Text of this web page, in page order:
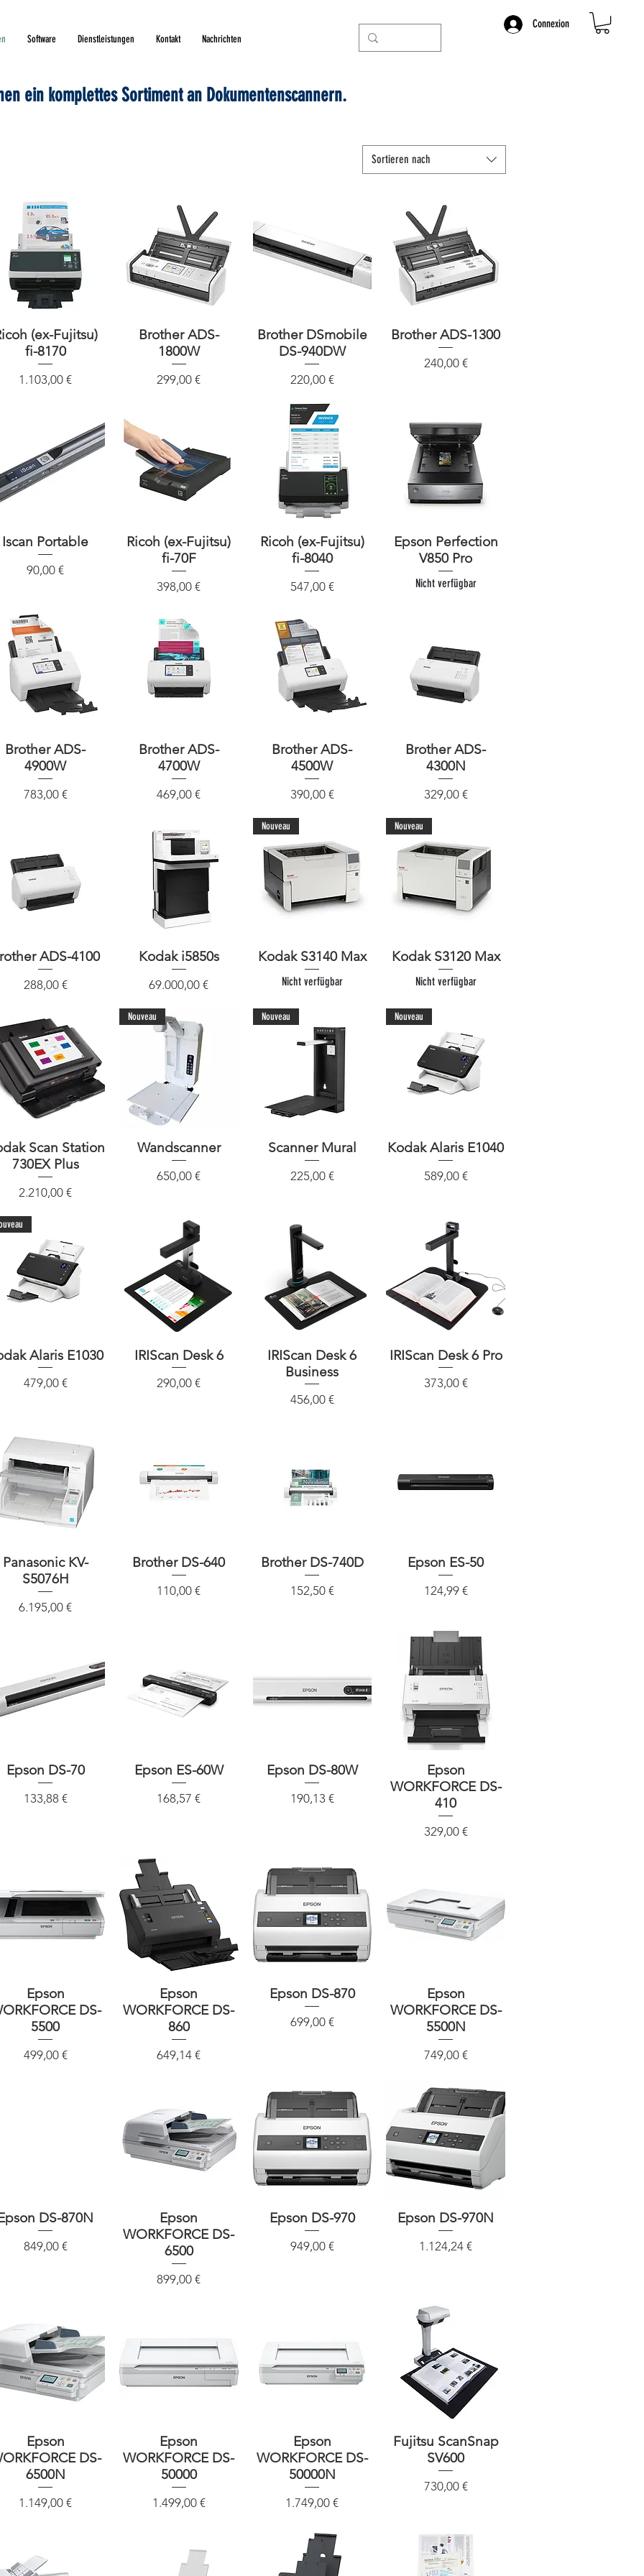
Software Dienstleistungen Kontakt Nachrichten
Connexion
ein komplettes Sortiment an Dokumentenscannern.
Sortieren nach
Schnellansicht
(ex-Fujitsu)
fi-8170
Preis
1.103,00 €
Schnellansicht
Brother ADS-
1800W
Preis
299,00 €
Schnellansicht
Brother DSmobile
DS-940DW
Preis
220,00 €
Schnellansicht
Brother ADS-1300
Preis
240,00 €
Schnellansicht
Iscan Portable
Preis
90,00 €
Schnellansicht
Ricoh (ex-Fujitsu)
fi-70F
Preis
398,00 €
Schnellansicht
Ricoh (ex-Fujitsu)
fi-8040
Preis
547,00 €
Schnellansicht
Epson Perfection
V850 Pro
Nicht verfügbar
Schnellansicht
Brother ADS-
4900W
Preis
783,00 €
Schnellansicht
Brother ADS-
4700W
Preis
469,00 €
Schnellansicht
Brother ADS-
4500W
Preis
390,00 €
Schnellansicht
Brother ADS-
4300N
Preis
329,00 €
Schnellansicht
ADS-4100
Preis
288,00 €
Schnellansicht
Kodak i5850s
Preis
69.000,00 €
Schnellansicht
Nouveau
Kodak S3140 Max
Nicht verfügbar
Schnellansicht
Nouveau
Kodak S3120 Max
Nicht verfügbar
Schnellansicht
Scan Station
730EX Plus
Preis
2.210,00 €
Schnellansicht
Nouveau
Wandscanner
Preis
650,00 €
Schnellansicht
Nouveau
Scanner Mural
Preis
225,00 €
Schnellansicht
Nouveau
Kodak Alaris E1040
Preis
589,00 €
Schnellansicht
Alaris E1030
Preis
479,00 €
Schnellansicht
IRIScan Desk 6
Preis
290,00 €
Schnellansicht
IRIScan Desk 6
Business
Preis
456,00 €
Schnellansicht
IRIScan Desk 6 Pro
Preis
373,00 €
Schnellansicht
Panasonic KV-
S5076H
Preis
6.195,00 €
Schnellansicht
Brother DS-640
Preis
110,00 €
Schnellansicht
Brother DS-740D
Preis
152,50 €
Schnellansicht
Epson ES-50
Preis
124,99 €
Schnellansicht
Epson DS-70
Preis
133,88 €
Schnellansicht
Epson ES-60W
Preis
168,57 €
Schnellansicht
Epson DS-80W
Preis
190,13 €
Schnellansicht
Epson
WORKFORCE DS-
410
Preis
329,00 €
Schnellansicht
Epson
DS-
5500
Preis
499,00 €
Schnellansicht
Epson
WORKFORCE DS-
860
Preis
649,14 €
Schnellansicht
Epson DS-870
Preis
699,00 €
Schnellansicht
Epson
WORKFORCE DS-
5500N
Preis
749,00 €
Schnellansicht
DS-870N
Preis
849,00 €
Schnellansicht
Epson
WORKFORCE DS-
6500
Preis
899,00 €
Schnellansicht
Epson DS-970
Preis
949,00 €
Schnellansicht
Epson DS-970N
Preis
1.124,24 €
Schnellansicht
Epson
DS-
6500N
Preis
1.149,00 €
Schnellansicht
Epson
WORKFORCE DS-
50000
Preis
1.499,00 €
Schnellansicht
Epson
WORKFORCE DS-
50000N
Preis
1.749,00 €
Schnellansicht
Fujitsu ScanSnap
SV600
Preis
730,00 €